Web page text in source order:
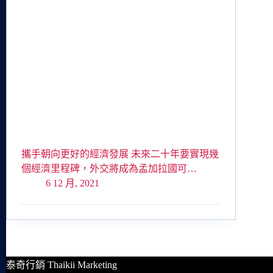
攜手朝向更好的經濟發展 未來二十年要實現幾
個經濟里程碑，外交將成為孟加拉國可…
6 12 月, 2021
泰奇行銷 Thaikii Marketing